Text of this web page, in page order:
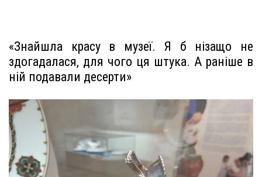
«Знайшла красу в музеї. Я б нізащо не
здогадалася, для чого ця штука. А раніше в
ній подавали десерти»